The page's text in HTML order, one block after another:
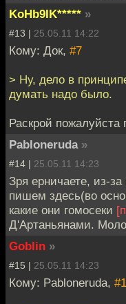
KoHb9IK***** »
#13 | 25.05.11 14:22
Кому: Док, #7
> Ну, дело в
думать надо было.
Раскрой пожалуйста
Pabloneruda »
#14 | 25.05.11 14:23
Зря ерничаете, из-
пишем здесь(во
какие они гомосеки
Д'Артаньянами.
Goblin »
#15 | 25.05.11 14:23
Кому: Pabloneruda,